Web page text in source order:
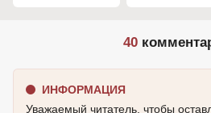
40
ИНФОРМАЦИЯ
Уважаемый читатель, чтобы